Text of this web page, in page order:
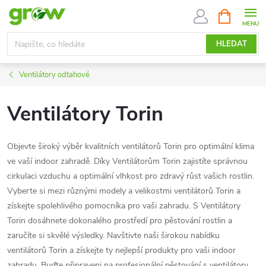
Přejít
obsah
HLEDAT
NÁKUPNÍ
KOŠÍK
Ventilátory odtahové
Ventilátory Torin
Objevte široký výběr kvalitních ventilátorů Torin pro optimální klima
ve vaší indoor zahradě. Díky Ventilátorům Torin zajistíte správnou
cirkulaci vzduchu a optimální vlhkost pro zdravý růst vašich rostlin.
Vyberte si mezi různými modely a velikostmi ventilátorů Torin a
získejte spolehlivého pomocníka pro vaši zahradu. S Ventilátory
Torin dosáhnete dokonalého prostředí pro pěstování rostlin a
zaručíte si skvělé výsledky. Navštivte naši širokou nabídku
ventilátorů Torin a získejte ty nejlepší produkty pro vaši indoor